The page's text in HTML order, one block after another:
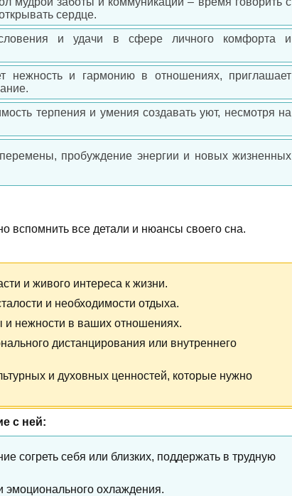
сердце.
и удачи в сфере личного комфорта и
нежность и гармонию в отношениях, приглашает
терпения и умения создавать уют, несмотря на
пробуждение энергии и новых жизненных
вспомнить все детали и нюансы своего сна.
и живого интереса к жизни.
и необходимости отдыха.
и нежности в ваших отношениях.
дистанцирования или внутреннего
и духовных ценностей, которые нужно
с ней:
согреть себя или близких, поддержать в трудную
эмоционального охлаждения.